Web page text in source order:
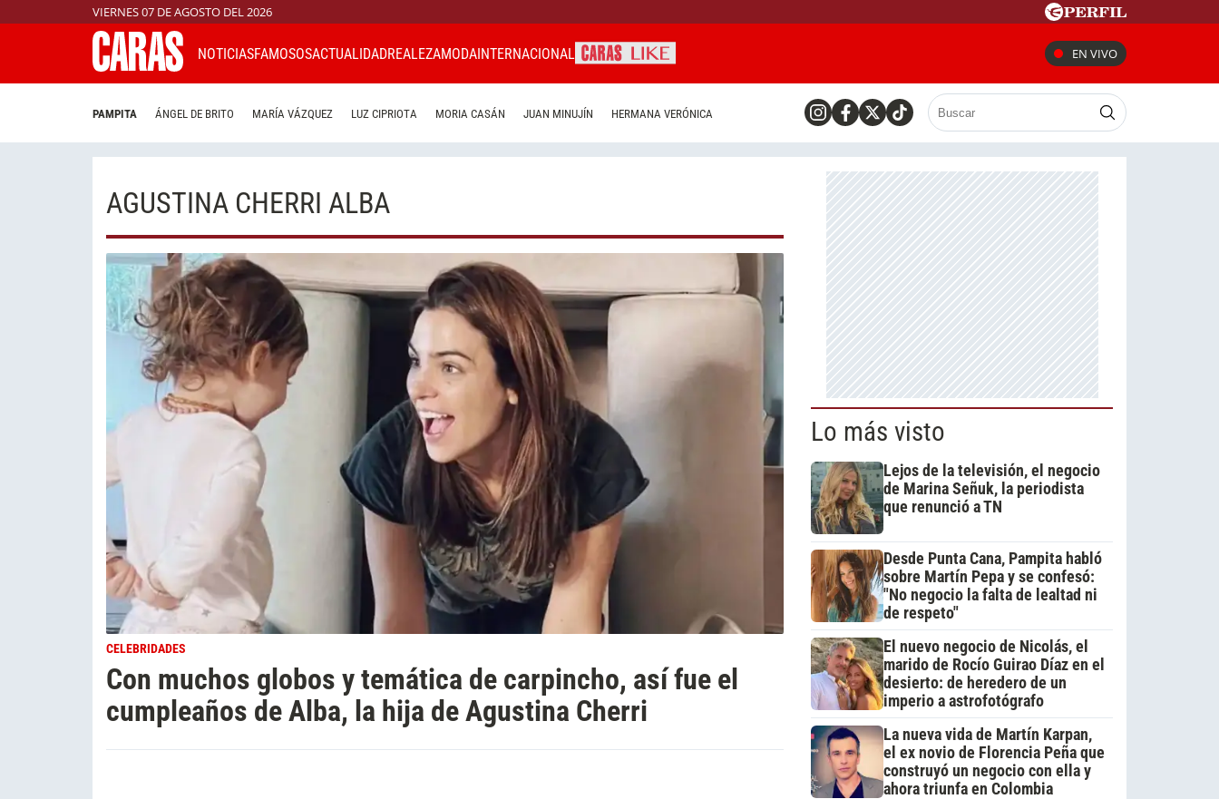
VIERNES 07 DE AGOSTO DEL 2026
NOTICIASFAMOSOSACTUALIDADREALEZAMODAINTERNACIONAL EN VIVO
PAMPITA ÁNGEL DE BRITO MARÍA VÁZQUEZ LUZ CIPRIOTA MORIA CASÁN JUAN MINUJÍN HERMANA VERÓNICA
AGUSTINA CHERRI ALBA
CELEBRIDADES
Con muchos globos y temática de carpincho, así fue el
cumpleaños de Alba, la hija de Agustina Cherri
Lo más visto
Lejos de la televisión, el negocio
de Marina Señuk, la periodista
que renunció a TN
Desde Punta Cana, Pampita habló
sobre Martín Pepa y se confesó:
"No negocio la falta de lealtad ni
de respeto"
El nuevo negocio de Nicolás, el
marido de Rocío Guirao Díaz en el
desierto: de heredero de un
imperio a astrofotógrafo
La nueva vida de Martín Karpan,
el ex novio de Florencia Peña que
construyó un negocio con ella y
ahora triunfa en Colombia